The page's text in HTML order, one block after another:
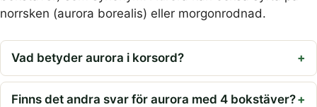
norrsken (aurora borealis) eller morgonrodnad.
Vad betyder aurora i korsord?
Finns det andra svar för aurora med 4 bokstäver?